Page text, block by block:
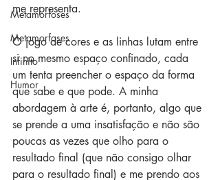
Metamorfoses
Metamorfoses
Infinito
Humor
me representa.
O jogo de cores e as linhas lutam entre
si no mesmo espaço confinado, cada
um tenta preencher o espaço da forma
que sabe e que pode. A minha
abordagem à arte é, portanto, algo que
se prende a uma insatisfação e não são
poucas as vezes que olho para o
resultado final (que não consigo olhar
para o resultado final) e me prendo aos